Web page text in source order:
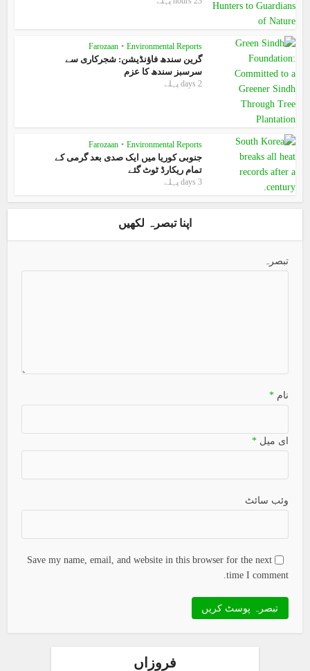
Environmental Reports
•
Farozaan
گرین سندھ فاؤنڈیشن: شجرکاری سے
سرسبز سندھ کا عزم
2 days پہلے
Environmental Reports
•
Farozaan
جنوبی کوریا میں ایک صدی بعد گرمی کے
تمام ریکارڈ ٹوٹ گئے
3 days پہلے
اپنا تبصرہ لکھیں
تبصرہ
نام*
ای میل*
وئب سائٹ
Save my name, email, and website in this browser for the next
time I comment.
فروزاں